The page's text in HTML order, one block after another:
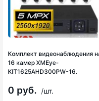
Комплект видеонаблюдения
16 камер XMEye-
KIT1625AHD300PW-16.
0 руб. /шт.